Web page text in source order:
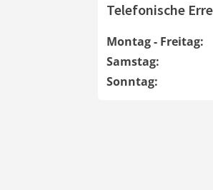
Telefonische
Montag - Freitag:
Samstag:
Sonntag: